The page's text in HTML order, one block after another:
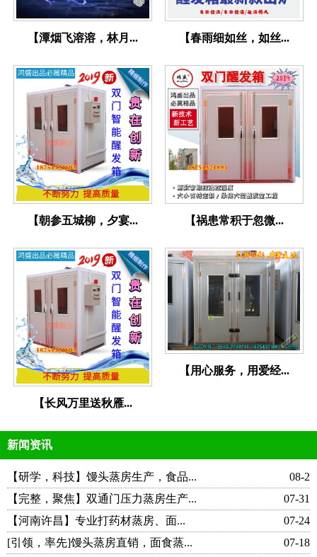
【潭烟飞溶溶，林月... 【春雨细如丝，如丝...
【朝参五城柳，夕宴... 【祸患常积于忽微...
【长风万里送秋雁...
【用心服务，用爱经...
新闻资讯
08-2
【研学，科技】馒头蒸房生产，食品...
07-31
【完整，聚焦】双通门压力蒸房生产...
07-24
【河南许昌】专业打药材蒸房、面...
07-18
[引领，率先]馒头蒸房直销，面食蒸...